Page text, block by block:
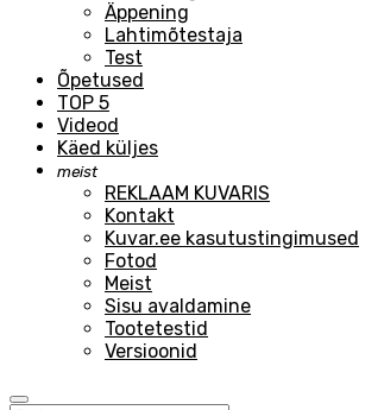
Äppening
Lahtimõtestaja
Test
Õpetused
TOP 5
Videod
Käed küljes
meist
REKLAAM KUVARIS
Kontakt
Kuvar.ee kasutustingimused
Fotod
Meist
Sisu avaldamine
Tootetestid
Versioonid